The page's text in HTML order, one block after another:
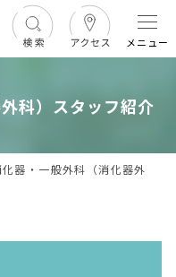
メニュー
科）スタッフ紹介
化器・一般外科（消化器外